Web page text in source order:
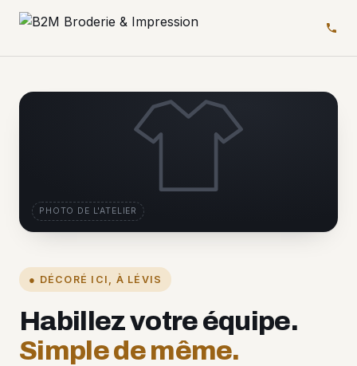
● DÉCORÉ ICI, À LÉVIS
Habillez votre équipe.
Simple de même.
PHOTO DE L'ATELIER